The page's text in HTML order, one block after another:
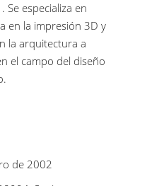
especializa en
en la impresión 3D y
la arquitectura a
el campo del diseño
de 2002